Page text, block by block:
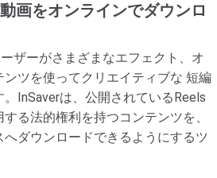
画をオンラインでダウンロ
ザーがさまざまなエフェクト、オ
ツを使ってクリエイティブな 短編
InSaverは、公開されているReels
る法的権利を持つコンテンツを、
ダウンロードできるようにするツ